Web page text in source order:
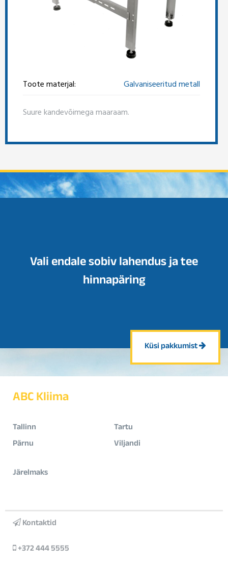
Toote materjal: Galvaniseeritud metall
Suure kandevõimega maaraam.
Vali endale sobiv lahendus ja tee
hinnapäring
Küsi pakkumist
ABC Kliima
Tallinn
Tartu
Pärnu
Viljandi
Järelmaks
Kontaktid
+372 444 5555